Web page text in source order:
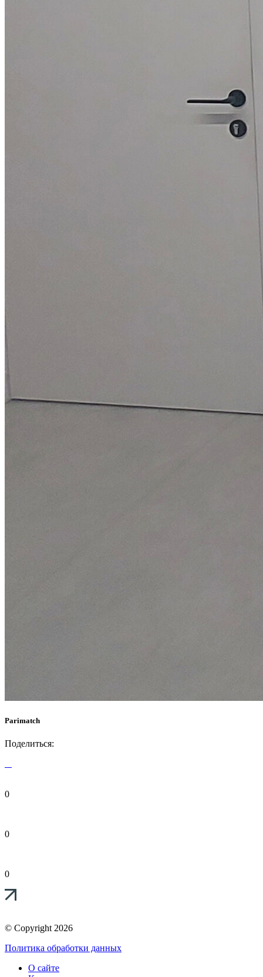
Parimatch
Поделиться:
0
0
0
© Copyright 2026
Политика обработки данных
О сайте